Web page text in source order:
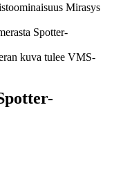
Mirasys
Spotter-
kuva tulee VMS-